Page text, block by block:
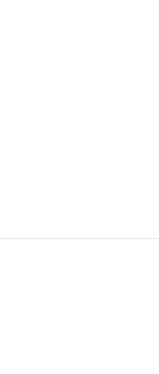
- Graanvrij Hondenvoer